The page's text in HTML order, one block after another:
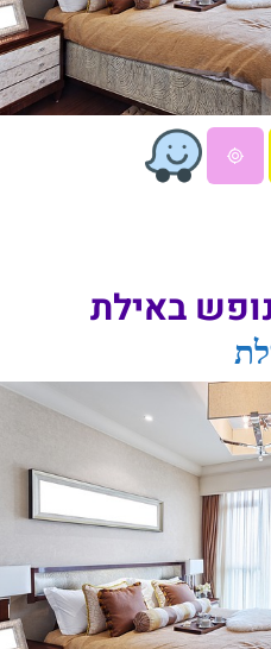
באילת